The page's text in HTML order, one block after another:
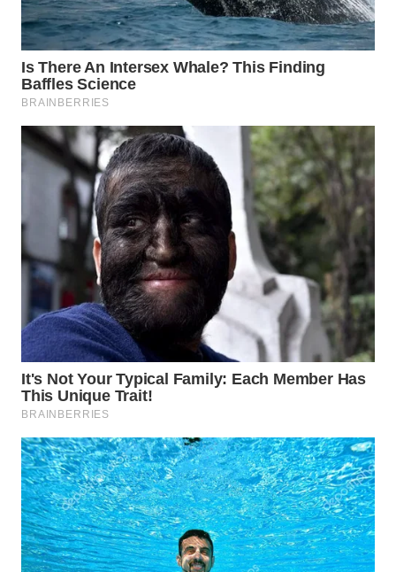
WN
BINJAI
WN
WN
INDRAMAYU
WN
KUNINGAN
WN
MAJALENGKA
WN
SUBANG
SUKABUMI
WN
PURWAKARTA
WN